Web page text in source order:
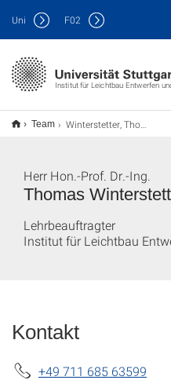
Institut für Leichtbau Entwerfen
Uni F02
Team Winterstetter, Thomas
Thomas
Herr Hon.-Prof. Dr.-Ing.
Lehrbeauftragter
Institut für Leichtbau
Kontakt
+49 711 685 63599